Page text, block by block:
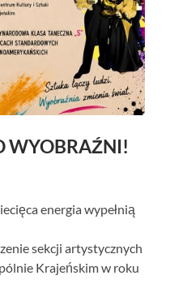
WYOBRAŹNI!
energia wypełnią
sekcji artystycznych
Krajeńskim w roku